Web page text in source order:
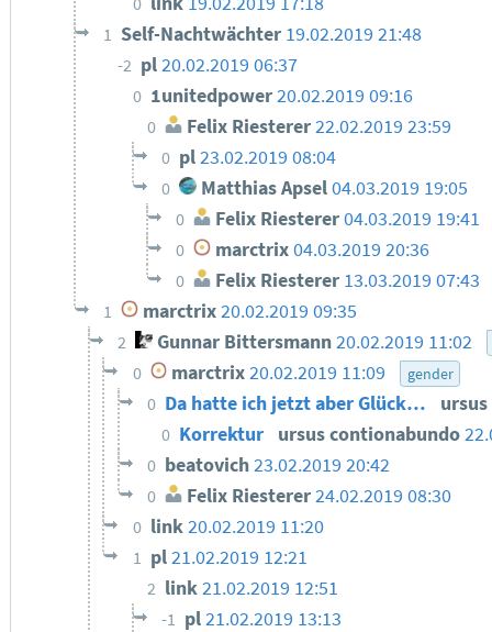
1 Self-Nachtwächter 19.02.2019 21:48
-2 pl20.02.2019 06:37
0 1unitedpower20.02.2019 09:16
0 Felix Riesterer 22.02.2019 23:59
0 pl23.02.2019 08:04
0 Matthias Apsel04.03.2019 19:05
0 Felix Riesterer04.03.2019 19:41
0 marctrix04.03.2019 20:36
0 Felix Riesterer 13.03.2019 07:43
1 marctrix20.02.2019 09:35
2 Gunnar Bittersmann20.02.2019 11:02
0 marctrix20.02.2019 11:09 gender
0 Da hatte ich jetzt aber Glück…
0 Korrektur ursus contionabundo
0 beatovich23.02.2019 20:42
0 Felix Riesterer 24.02.2019 08:30
0 link20.02.2019 11:20
1 pl21.02.2019 12:21
2 link21.02.2019 12:51
-1 pl21.02.2019 13:13